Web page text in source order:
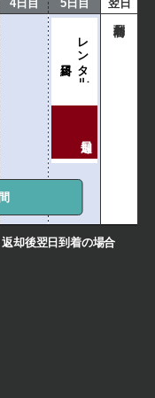
4日目 5日目 翌日
レンタル
却後翌日到着の場合